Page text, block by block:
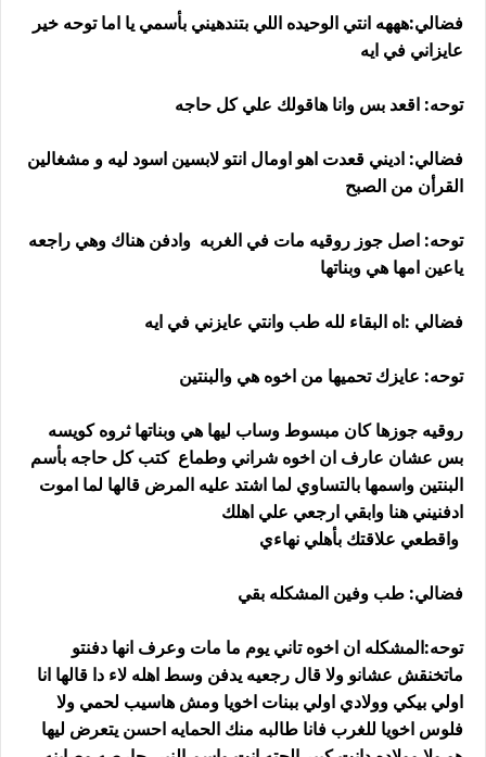
فضالي:هههه انتي الوحيده اللي بتندهيني بأسمي يا اما توحه خير
عايزاني في ايه
توحه: اقعد بس وانا هاقولك علي كل حاجه
فضالي: اديني قعدت اهو اومال انتو لابسين اسود ليه و مشغالين
القرأن من الصبح
توحه: اصل جوز روقيه مات في الغربه وادفن هناك وهي راجعه
ياعين امها هي وبناتها
فضالي :اه البقاء لله طب وانتي عايزني في ايه
توحه: عايزك تحميها من اخوه هي والبنتين
روقيه جوزها كان مبسوط وساب ليها هي وبناتها ثروه كويسه
بس عشان عارف ان اخوه شراني وطماع كتب كل حاجه بأسم
البنتين واسمها بالتساوي لما اشتد عليه المرض قالها لما اموت
ادفنيني هنا وابقي ارجعي علي اهلك
واقطعي علاقتك بأهلي نهاءي
فضالي: طب وفين المشكله بقي
توحه:المشكله ان اخوه تاني يوم ما مات وعرف انها دفنتو
ماتخنقش عشانو ولا قال رجعيه يدفن وسط اهله لاء دا قالها انا
اولي بيكي وولادي اولي ببنات اخويا ومش هاسيب لحمي ولا
فلوس اخويا للغرب فانا طالبه منك الحمايه احسن يتعرض ليها